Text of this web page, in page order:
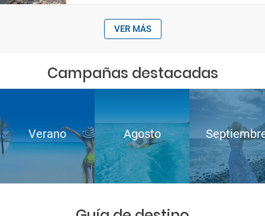
VER MÁS
Campañas destacadas
Verano Agosto